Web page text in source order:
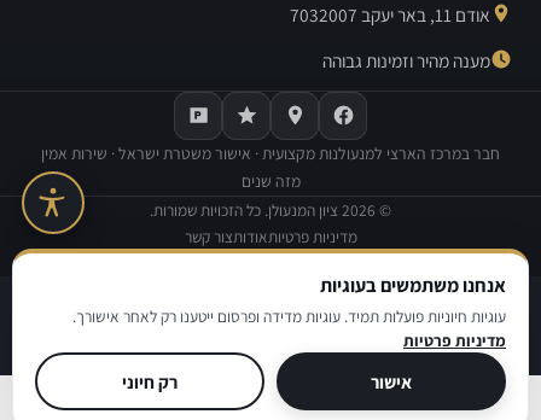
אודם 11, באר יעקב 7032007
מענה מהיר וזמינות גבוהה
חבר במרכז הארצי למנעולנות מקצועית · אישור משטרת ישראל · שירות אמין
מזה שנים
©
2026 ציון המנעולן. כל הזכויות שמורות.
מדיניות פרטיותאודותצור קשר
מדיניות פרטיות | תנאי שימוש | הצהרת נגישות
© ציון המנעולן
אנחנו משתמשים בעוגיות
עוגיות חיוניות פועלות תמיד. עוגיות מדידה ופרסום ייטענו רק לאחר אישורך.
מדיניות פרטיות
אישור רק חיוני